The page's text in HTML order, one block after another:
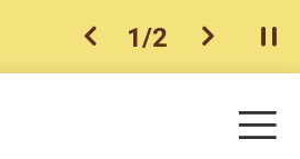
上一個
1/2 下一個開
目